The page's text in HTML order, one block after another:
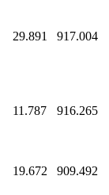
29.891 917.004
11.787 916.265
19.672 909.492